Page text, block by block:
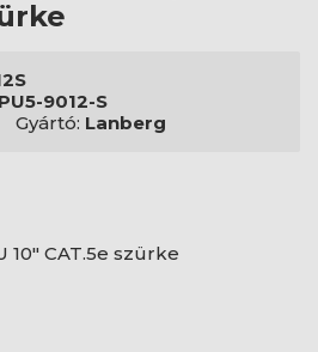
9012-S
Gyártó: Lanberg
10" CAT.5e szürke